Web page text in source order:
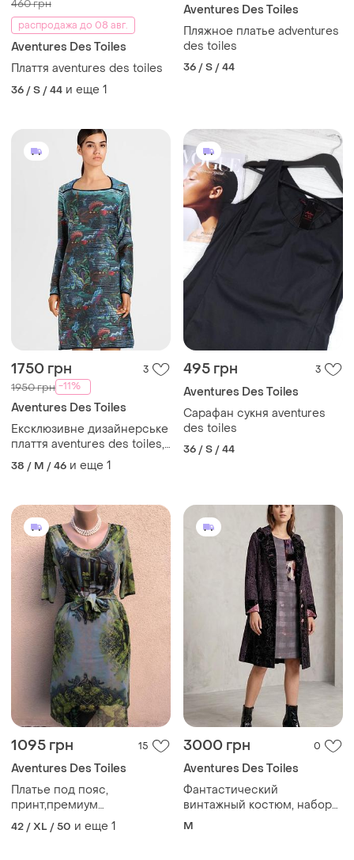
460 грн
распродажа до 08 авг.
Aventures Des Toiles
Плаття aventures des toiles
36 / S / 44 и еще 1
Aventures Des Toiles
Пляжное платье adventures
des toiles
36 / S / 44
1750 грн 3
1950 грн -11%
Aventures Des Toiles
Ексклюзивне дизайнерське
плаття aventures des toiles,
m/l
38 / M / 46 и еще 1
495 грн 3
Aventures Des Toiles
Сарафан сукня aventures
des toiles
36 / S / 44
1095 грн 15
Aventures Des Toiles
Платье под пояс,
принт,премиум
бренд,франция,aventures
de toiles
42 / XL / 50 и еще 1
3000 грн 0
Aventures Des Toiles
Фантастический
винтажный костюм, набор
плащ и шелковое платье
M